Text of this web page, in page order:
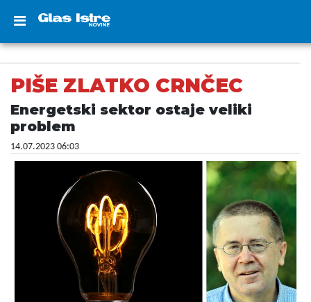
PIŠE ZLATKO CRNČEC
Energetski sektor ostaje veliki
problem
14.07.2023 06:03